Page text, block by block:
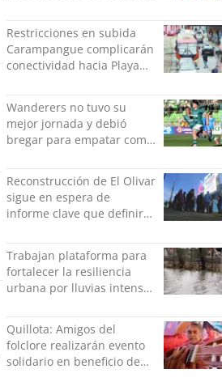
Restricciones en subida
Carampangue complicarán
conectividad hacia Playa
Wanderers no tuvo su
mejor jornada y debió
bregar para empatar como
Reconstrucción de El Olivar
sigue en espera de
informe clave que definirá
Trabajan plataforma para
fortalecer la resiliencia
urbana por lluvias intensas
Quillota: Amigos del
folclore realizarán evento
solidario en beneficio de